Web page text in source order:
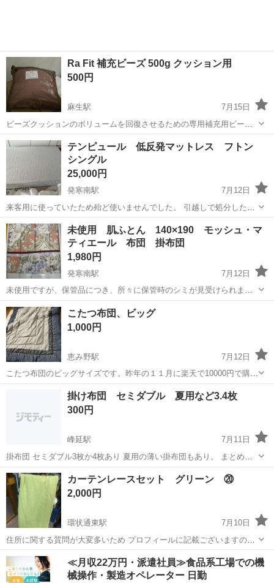
Ra Fit 補充ビーズ 500g クッション用
500円
麻生駅
7月15日
ビーズクッションのボリュームを回復させるための専用補充用ビーズ
です。 40x40cmのクッション形になっています。ビーズは0.5~1mmで
す。6個の在庫あります。複数購入したい方、遠慮うなくご連絡くださ
い。 - ブランド:...
北海道 札幌市 麻生駅 寝具
テンピュール 低反発マットレス フトン
シングル
25,000円
発寒南駅
7月12日
来客用に使っていたため殆ど使いませんでした。 引越しで処分したい
ため格安にて販売します。 今週中です！
北海道 札幌市 発寒南駅
未使用 肌ふとん 140×190 モッシュ・マ
ティエール 布団 掛布団
1,980円
発寒南駅
7月12日
未使用ですが、保管品につき、所々に保管時のシミが見受けられま
す。 ラー...ベージュ サイズ...シングル 140㎝ X 190㎝ 主な素材...ポ
リエステル 柄...フラワー 生地 綿100％ 中綿 ポリエ...
北海道 札幌市 発寒南駅 寝具
こたつ布団、ビッグ
1,000円
恵み野駅
7月12日
こたつ布団のビッグサイズです。昨年の１１月に楽天で10000円で購入
したばかりです。サイズを間違えで購入してしまいました。まだ新し
いので5000円で出したかったのですが、一部焼けこげを作ってしまっ
たので、1000円にしました。
恵庭市 恵み野駅 寝具 楽天
掛け布団 セミダブル 夏用など3.4枚
300円
峰延駅
7月11日
掛布団 セミダブル3枚か4枚あり 夏用の薄い掛布団もあり。 まとめて
の金額になります。 新しめではありませんが必要な方よろしくお願い
します。 希望は三笠市でお渡しですが 三笠〜札幌間でも可能です。
北海道 三笠市 セミダブル
カーテンレースセット グリーン ⑳
2,000円
環状通東駅
7月10日
住所に関する質問が大変多いため プロフィールに記載ございますので
先にご確認くださいませ 幅103長さ130 多少使用感ごさいますが まだ
まだご使用可能です！ 札幌市内＋1000円にて建物1階玄関先までお届
けもいたしま...
北海道 札幌市 環状通東駅 寝具 カーテン
≪月収22万円・派遣社員≫食品系工場での機
械操作・製造オペレーター 日勤